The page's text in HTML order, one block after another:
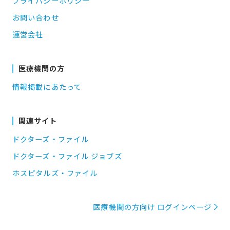
お問い合わせ
運営会社
医療機関の方
情報掲載にあたって
関連サイト
ドクターズ・ファイル
ドクターズ・ファイル ジョブズ
ホスピタルズ・ファイル
医療機関の方向け ログインページ